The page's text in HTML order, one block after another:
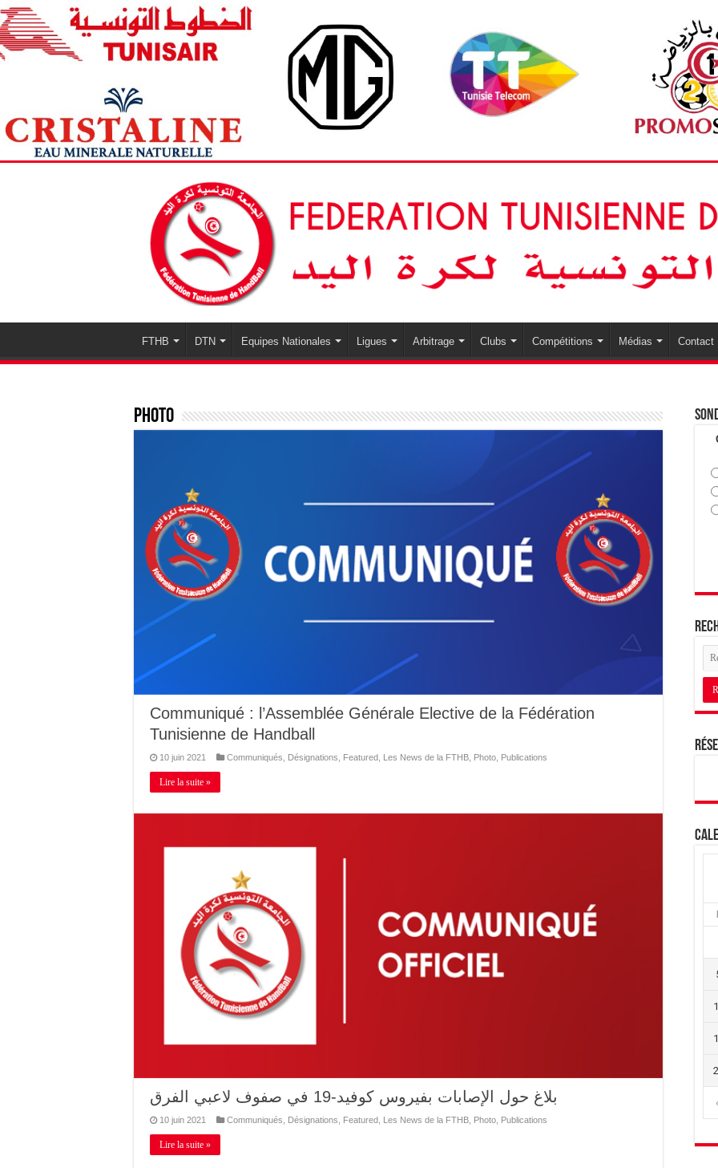
FTHB DTN Equipes Nationales Ligues Arbitrage Clubs Compétitions Médias Contact
Photo
Communiqué : l’Assemblée Générale Elective de la Fédération
Tunisienne de Handball
10 juin 2021 Communiqués Désignations Featured Les News de la FTHB Photo Publications
Lire la suite »
بلاغ حول الإصابات بفيروس كوفيد-19 في صفوف لاعبي الفرق
10 juin 2021 Communiqués Désignations Featured Les News de la FTHB Photo Publications
Lire la suite »
L